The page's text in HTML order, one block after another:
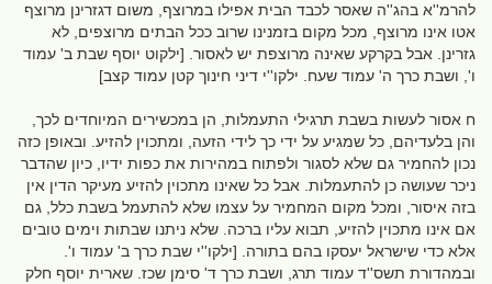
להרמ''א בהג''ה שאסר לכבד הבית אפילו במרוצף, משום דגזרינן מרוצף
אטו אינו מרוצף, מכל מקום בזמנינו שרוב ככל הבתים מרוצפים, לא
גזרינן. אבל בקרקע שאינה מרוצפת יש לאסור. [ילקוט יוסף שבת ב' עמוד
ו', ושבת כרך ה' עמוד שעח. ילקו''י דיני חינוך קטן עמוד קצב]
ח אסור לעשות בשבת תרגילי התעמלות, הן במכשירים המיוחדים לכך,
והן בלעדיהם, כל שמגיע על ידי כך לידי הזעה, ומתכוין להזיע. ובאופן כזה
נכון להחמיר גם שלא לסגור ולפתוח במהירות את כפות ידיו, כיון שהדבר
ניכר שעושה כן להתעמלות. אבל כל שאינו מתכוין להזיע מעיקר הדין אין
בזה איסור, ומכל מקום המחמיר על עצמו שלא להתעמל בשבת כלל, גם
אם אינו מתכוין להזיע, תבוא עליו ברכה. שלא ניתנו שבתות וימים טובים
אלא כדי שישראל יעסקו בהם בתורה. [ילקו''י שבת כרך ב' עמוד ו'.
ובמהדורת תשס''ד עמוד תרג, ושבת כרך ד' סימן שכז. שארית יוסף חלק